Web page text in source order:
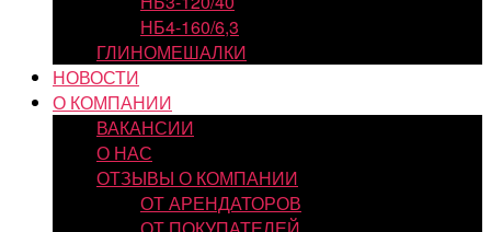
НБ4-160/6,3
ГЛИНОМЕШАЛКИ
НОВОСТИ
О КОМПАНИИ
ВАКАНСИИ
О НАС
ОТЗЫВЫ О КОМПАНИИ
ОТ АРЕНДАТОРОВ